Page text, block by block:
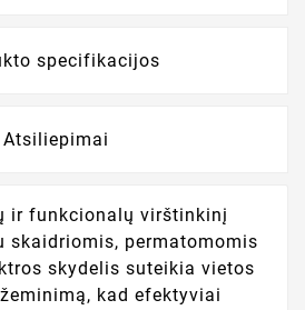
specifikacijos
Atsiliepimai
ir funkcionalų virštinkinį
skaidriomis, permatomomis
skydelis suteikia vietos
kad efektyviai